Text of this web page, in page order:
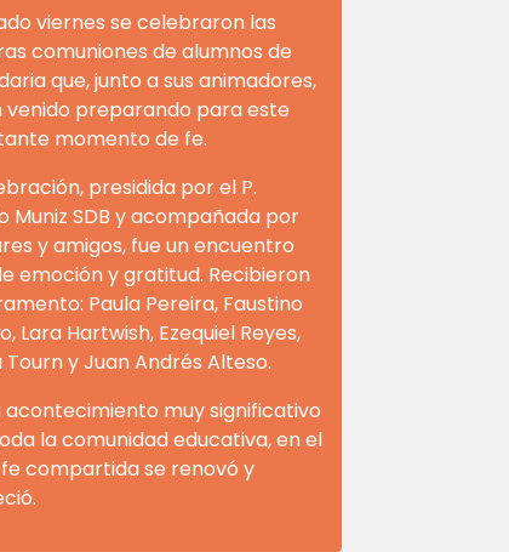
viernes se celebraron las
comuniones de alumnos de
que, junto a sus animadores,
venido preparando para este
momento de fe.
presidida por el P.
Muniz SDB y acompañada por
y amigos, fue un encuentro
emoción y gratitud. Recibieron
Paula Pereira, Faustino
Lara Hartwish, Ezequiel Reyes,
y Juan Andrés Alteso.
acontecimiento muy significativo
la comunidad educativa, en el
compartida se renovó y